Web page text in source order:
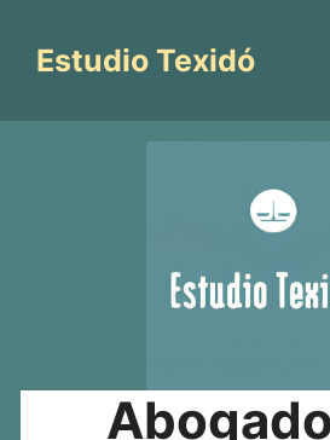
contenido
Estudio Texidó